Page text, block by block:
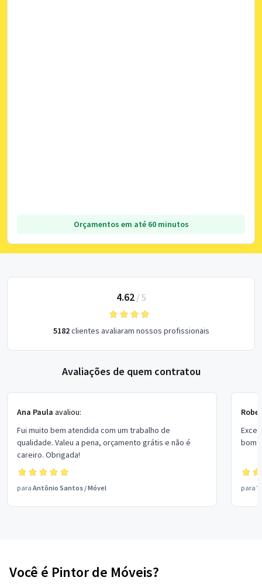
Orçamentos em até 60 minutos
4.62/ 5
5182clientes avaliaram nossos profissionais
Avaliações de quem contratou
Ana Paula avaliou:
Fui muito bem atendida com um trabalho de
qualidade. Valeu a pena, orçamento grátis e não é
careiro. Obrigada!
para Antônio Santos /Móvel
bom
para
Você é Pintor de Móveis?